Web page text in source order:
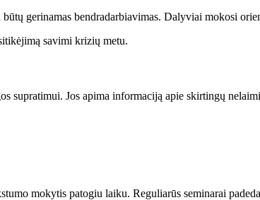
gerinamas bendradarbiavimas. Dalyviai mokosi
savimi krizių metu.
supratimui. Jos apima informaciją apie skirtingų
mokytis patogiu laiku. Reguliarūs seminarai